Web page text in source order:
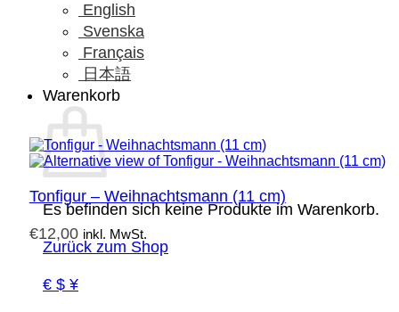
English
Svenska
Français
日本語
Warenkorb
Es befinden sich keine Produkte im Warenkorb.
Zurück zum Shop
€ $ ¥
Tonfigur – Weihnachtsmann (11 cm)
€12,00 inkl. MwSt.